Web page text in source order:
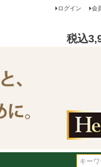
ログイン 会
税込